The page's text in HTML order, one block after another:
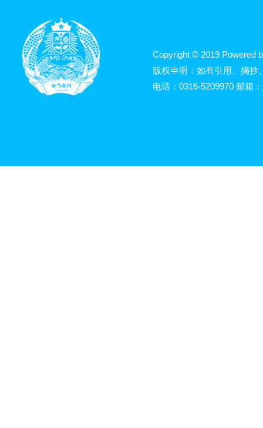
Copyright © 2019 Powered
版权申明：如有引用、摘抄
电话：0316-5209970 邮箱